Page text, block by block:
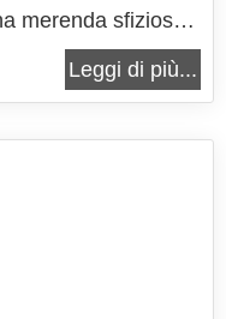
merenda sfiziosa
vista quanto al
Le briochine hanno
Leggi di più...